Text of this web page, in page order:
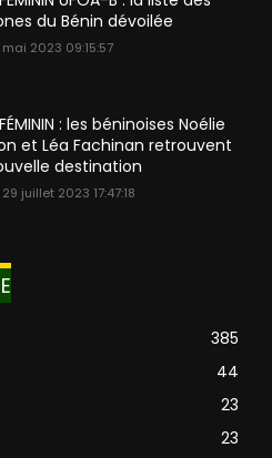
du Bénin dévoilée
2023 09:15:57
: les béninoises Noélie
et Léa Fachinan retrouvent
destination
juillet 2023 17:47:18
385
44
23
23